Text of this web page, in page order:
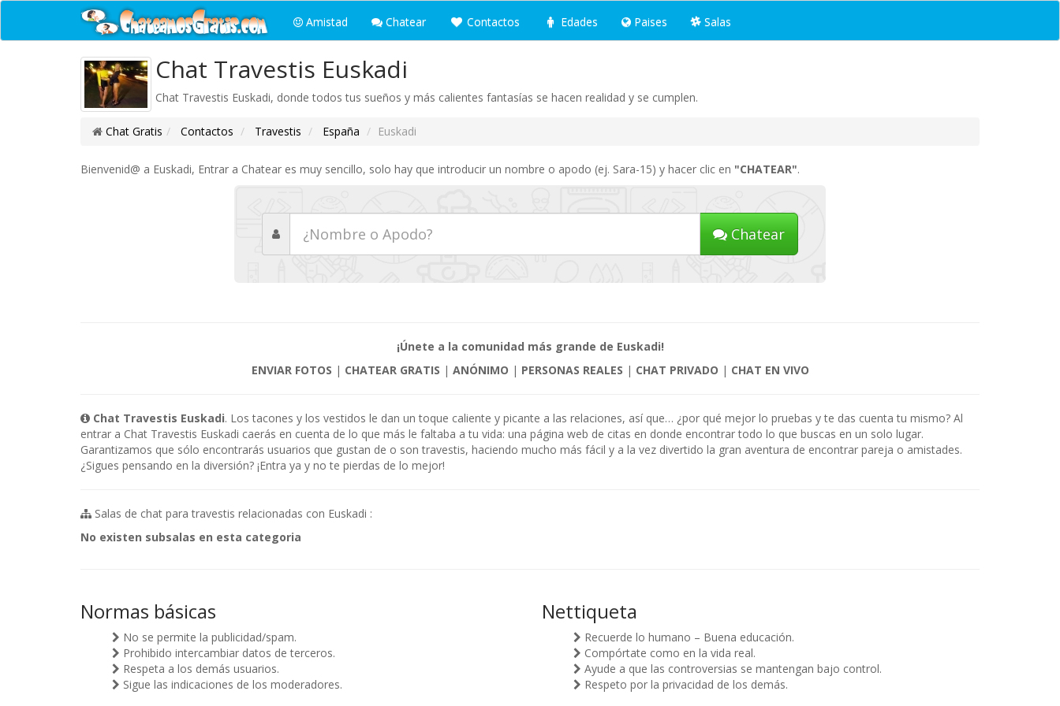
Amistad Chatear Contactos Edades Paises Salas
Chat Travestis Euskadi
Chat Travestis Euskadi, donde todos tus sueños y más calientes fantasías se hacen realidad y se cumplen.
Chat Gratis Contactos Travestis España Euskadi
Bienvenid@ a Euskadi, Entrar a Chatear es muy sencillo, solo hay que introducir un nombre o apodo (ej. Sara-15) y hacer clic en "CHATEAR".
Chatear
¡Únete a la comunidad más grande de Euskadi!
ENVIAR FOTOS | CHATEAR GRATIS | ANÓNIMO | PERSONAS REALES | CHAT PRIVADO | CHAT EN VIVO
Chat Travestis Euskadi. Los tacones y los vestidos le dan un toque caliente y picante a las relaciones, así que… ¿por qué mejor lo pruebas y te das cuenta tu mismo? Al
entrar a Chat Travestis Euskadi caerás en cuenta de lo que más le faltaba a tu vida: una página web de citas en donde encontrar todo lo que buscas en un solo lugar.
Garantizamos que sólo encontrarás usuarios que gustan de o son travestis, haciendo mucho más fácil y a la vez divertido la gran aventura de encontrar pareja o amistades.
¿Sigues pensando en la diversión? ¡Entra ya y no te pierdas de lo mejor!
Salas de chat para travestis relacionadas con Euskadi :
No existen subsalas en esta categoria
Normas básicas
No se permite la publicidad/spam.
Prohibido intercambiar datos de terceros.
Respeta a los demás usuarios.
Sigue las indicaciones de los moderadores.
Nettiqueta
Recuerde lo humano – Buena educación.
Compórtate como en la vida real.
Ayude a que las controversias se mantengan bajo control.
Respeto por la privacidad de los demás.